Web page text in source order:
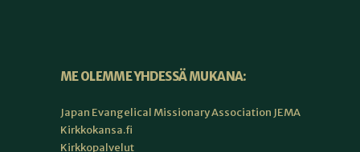
ME OLEMME YHDESSÄ MUKANA:
Japan Evangelical Missionary Association JEMA
Kirkkokansa.fi
Kirkkopalvelut